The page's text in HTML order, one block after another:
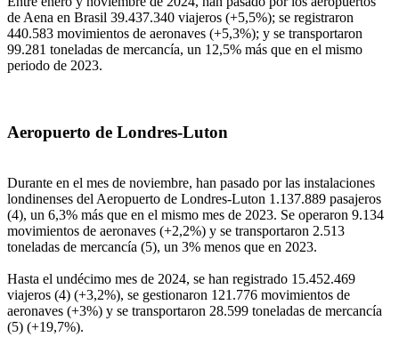
de Aena en Brasil 39.437.340 viajeros (+5,5%); se registraron
440.583 movimientos de aeronaves (+5,3%); y se transportaron
99.281 toneladas de mercancía, un 12,5% más que en el mismo
periodo de 2023.
Aeropuerto de Londres-Luton
Durante en el mes de noviembre, han pasado por las instalaciones
londinenses del Aeropuerto de Londres-Luton 1.137.889 pasajeros
(4), un 6,3% más que en el mismo mes de 2023. Se operaron 9.134
movimientos de aeronaves (+2,2%) y se transportaron 2.513
toneladas de mercancía (5), un 3% menos que en 2023.
Hasta el undécimo mes de 2024, se han registrado 15.452.469
viajeros (4) (+3,2%), se gestionaron 121.776 movimientos de
aeronaves (+3%) y se transportaron 28.599 toneladas de mercancía
(5) (+19,7%).